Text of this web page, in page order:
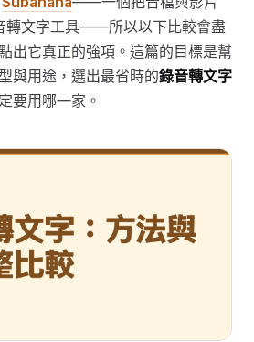
轉文字工具——所以以下比較會盡
出它真正的強項。這篇的目標是幫
與用途，選出最省時的錄音轉文字
要用哪一家。